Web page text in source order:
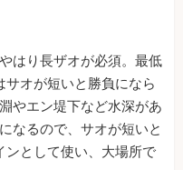
はり長ザオが必須。最低
オが短いと勝負になら
やエン堤下など水深があ
なるので、サオが短いと
として使い、大場所で